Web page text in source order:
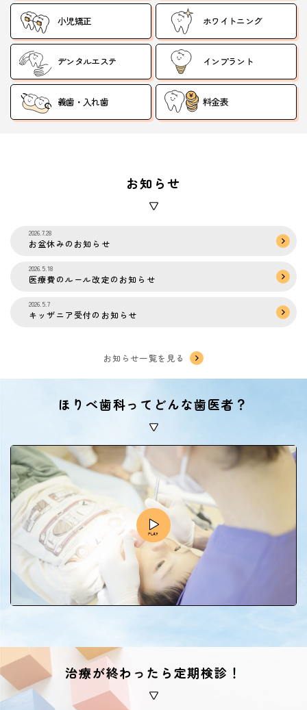
小児矯正 ホワイトニング
デンタルエステ インプラント
義歯・入れ歯 料金表
お知らせ
2026.7.28
お盆休みのお知らせ
2026.5.18
医療費のルール改定のお知らせ
2026.5.7
キッザニア受付のお知らせ
お知らせ一覧を見る
ほりべ歯科ってどんな歯医者？
治療が終わったら定期検診！